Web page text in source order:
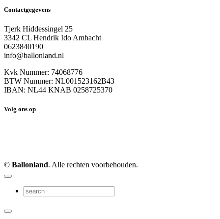
Contactgegevens
Tjerk Hiddessingel 25
3342 CL Hendrik Ido Ambacht
0623840190
info@ballonland.nl
Kvk Nummer: 74068776
BTW Nummer: NL001523162B43
IBAN: NL44 KNAB 0258725370
Volg ons op
© Ballonland. Alle rechten voorbehouden.